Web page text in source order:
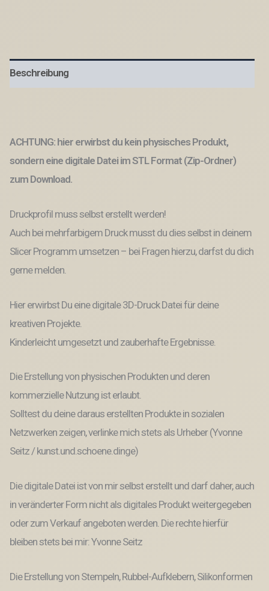
MUTTERTAG
Pflanzenstecker
Caketopper
Menge
Beschreibung
ACHTUNG: hier erwirbst du kein physisches Produkt,
sondern eine digitale Datei im STL Format (Zip-Ordner)
zum Download.
Druckprofil muss selbst erstellt werden!
Auch bei mehrfarbigem Druck musst du dies selbst in deinem
Slicer Programm umsetzen – bei Fragen hierzu, darfst du dich
gerne melden.
Hier erwirbst Du eine digitale 3D-Druck Datei für deine
kreativen Projekte.
Kinderleicht umgesetzt und zauberhafte Ergebnisse.
Die Erstellung von physischen Produkten und deren
kommerzielle Nutzung ist erlaubt.
Solltest du deine daraus erstellten Produkte in sozialen
Netzwerken zeigen, verlinke mich stets als Urheber (Yvonne
Seitz / kunst.und.schoene.dinge)
Die digitale Datei ist von mir selbst erstellt und darf daher, auch
in veränderter Form nicht als digitales Produkt weitergegeben
oder zum Verkauf angeboten werden. Die rechte hierfür
bleiben stets bei mir: Yvonne Seitz
Die Erstellung von Stempeln, Rubbel-Aufklebern, Silikonformen